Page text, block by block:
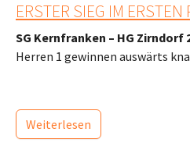
ERSTER SIEG IM ERSTEN
SG Kernfranken – HG Zirndorf
Herren 1 gewinnen auswärts
Weiterlesen